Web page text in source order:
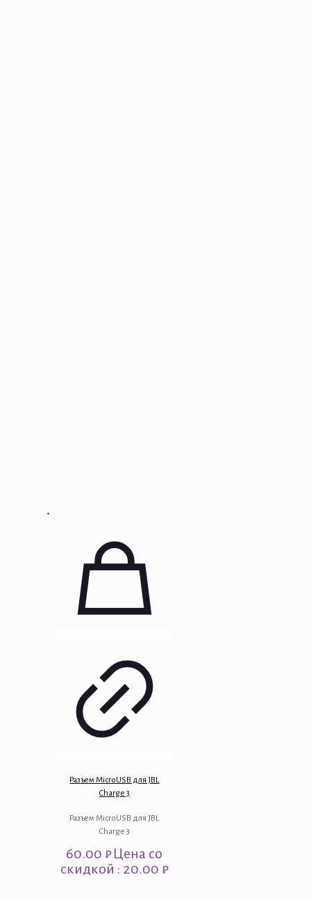
Разъем MicroUSB для JBL
Charge 3
Разъем MicroUSB для JBL
Charge 3
60.00₽Цена со
скидкой : 20.00 ₽